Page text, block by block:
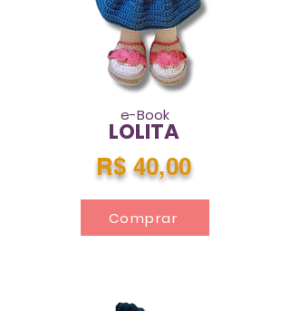
e-Book
LOLITA
R$ 40,00
Comprar